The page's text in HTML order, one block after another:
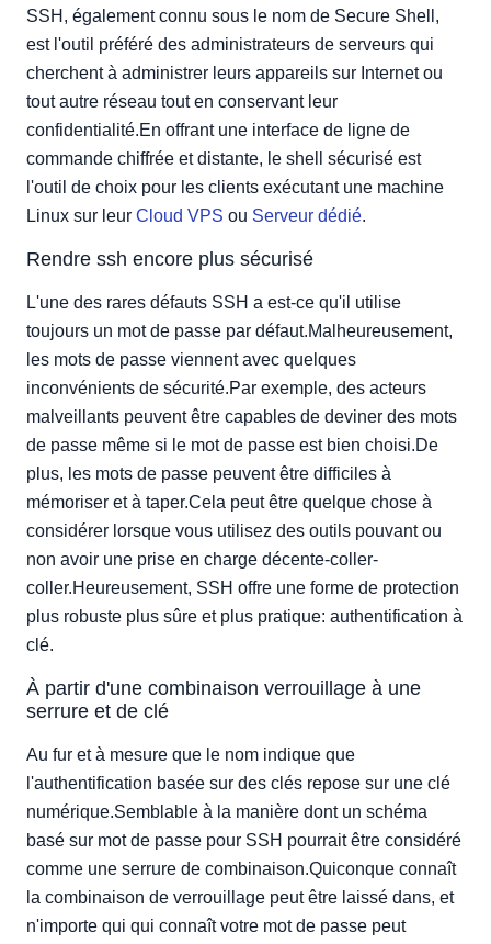
Générer une clé SSH à partir du portail Cloud.
Utilisation de votre nouvelle clé: Mac et Linux
Utilisation de la nouvelle clé: PuTTY sur Windows
SSH, également connu sous le nom de Secure Shell,
est l'outil préféré des administrateurs de serveurs qui
cherchent à administrer leurs appareils sur Internet ou
tout autre réseau tout en conservant leur
confidentialité.En offrant une interface de ligne de
commande chiffrée et distante, le shell sécurisé est
l'outil de choix pour les clients exécutant une machine
Linux sur leur Cloud VPS ou Serveur dédié.
Rendre ssh encore plus sécurisé
L'une des rares défauts SSH a est-ce qu'il utilise
toujours un mot de passe par défaut.Malheureusement,
les mots de passe viennent avec quelques
inconvénients de sécurité.Par exemple, des acteurs
malveillants peuvent être capables de deviner des mots
de passe même si le mot de passe est bien choisi.De
plus, les mots de passe peuvent être difficiles à
mémoriser et à taper.Cela peut être quelque chose à
considérer lorsque vous utilisez des outils pouvant ou
non avoir une prise en charge décente-coller-
coller.Heureusement, SSH offre une forme de protection
plus robuste plus sûre et plus pratique: authentification à
clé.
À partir d'une combinaison verrouillage à une
serrure et de clé
Au fur et à mesure que le nom indique que
l'authentification basée sur des clés repose sur une clé
numérique.Semblable à la manière dont un schéma
basé sur mot de passe pour SSH pourrait être considéré
comme une serrure de combinaison.Quiconque connaît
la combinaison de verrouillage peut être laissé dans, et
n'importe qui qui connaît votre mot de passe peut